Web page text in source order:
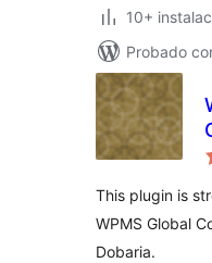
10+
Probado
This plugin is
WPMS Global
Dobaria.